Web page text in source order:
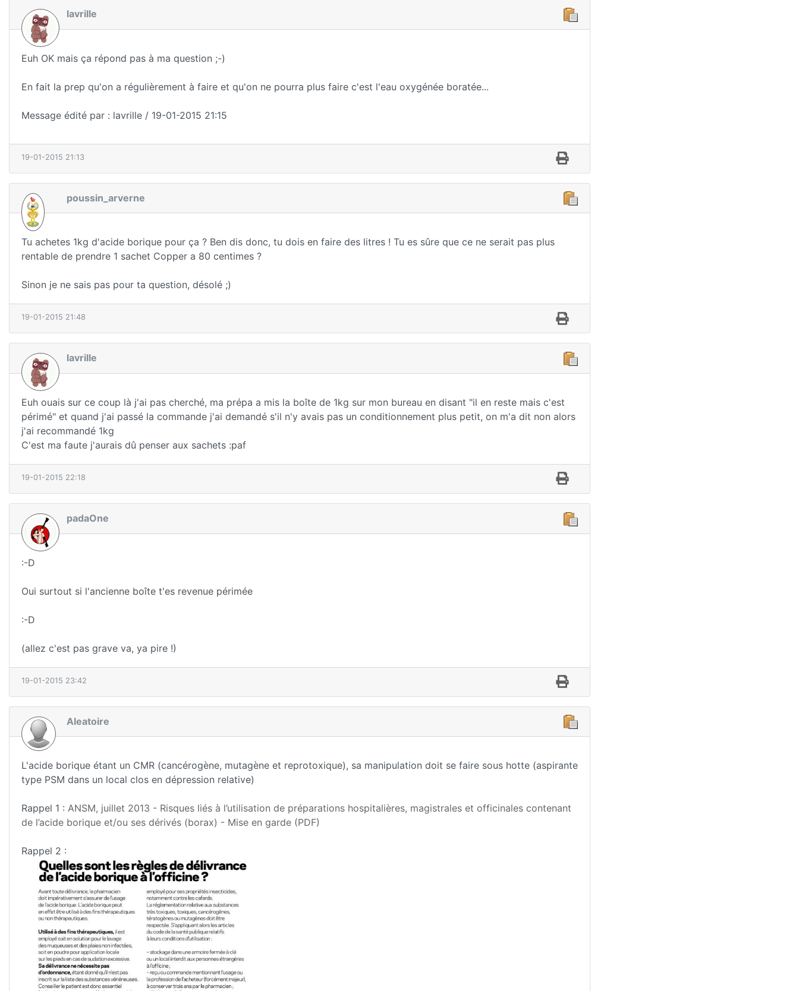
lavrille
Euh OK mais ça répond pas à ma question ;-)
En fait la prep qu'on a régulièrement à faire et qu'on ne pourra plus faire c'est l'eau oxygénée boratée...
Message édité par : lavrille / 19-01-2015 21:15
19-01-2015 21:13
poussin_arverne
Tu achetes 1kg d'acide borique pour ça ? Ben dis donc, tu dois en faire des litres ! Tu es sûre que ce ne serait pas plus
rentable de prendre 1 sachet Copper a 80 centimes ?
Sinon je ne sais pas pour ta question, désolé ;)
19-01-2015 21:48
lavrille
Euh ouais sur ce coup là j'ai pas cherché, ma prépa a mis la boîte de 1kg sur mon bureau en disant "il en reste mais c'est
périmé" et quand j'ai passé la commande j'ai demandé s'il n'y avais pas un conditionnement plus petit, on m'a dit non alors
j'ai recommandé 1kg
C'est ma faute j'aurais dû penser aux sachets :paf
19-01-2015 22:18
padaOne
:-D
Oui surtout si l'ancienne boîte t'es revenue périmée
:-D
(allez c'est pas grave va, ya pire !)
19-01-2015 23:42
Aleatoire
L'acide borique étant un CMR (cancérogène, mutagène et reprotoxique), sa manipulation doit se faire sous hotte (aspirante
type PSM dans un local clos en dépression relative)
Rappel 1 : ANSM, juillet 2013 - Risques liés à l’utilisation de préparations hospitalières, magistrales et officinales contenant
de l’acide borique et/ou ses dérivés (borax) - Mise en garde (PDF)
Rappel 2 :